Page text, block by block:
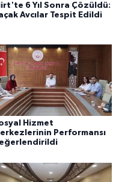
6 Yıl Sonra Çözüldü:
Avcılar Tespit Edildi
Hizmet
Performansı